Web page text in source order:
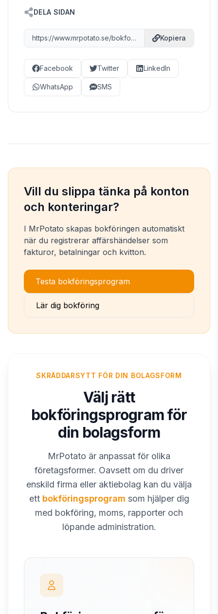
DELA SIDAN
https://www.mrpotato.se/bokfora-konton/1910 Kopiera
Facebook Twitter LinkedIn
WhatsApp SMS
Vill du slippa tänka på konton
och konteringar?
I MrPotato skapas bokföringen automatiskt
när du registrerar affärshändelser som
fakturor, betalningar och kvitton.
Testa bokföringsprogram
Lär dig bokföring
SKRÄDDARSYTT FÖR DIN BOLAGSFORM
Välj rätt
bokföringsprogram för
din bolagsform
MrPotato är anpassat för olika
företagsformer. Oavsett om du driver
enskild firma eller aktiebolag kan du välja
ett bokföringsprogram som hjälper dig
med bokföring, moms, rapporter och
löpande administration.